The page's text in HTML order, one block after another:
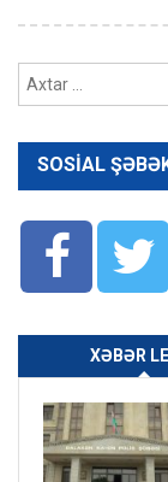
SOSIAL
XƏBƏR